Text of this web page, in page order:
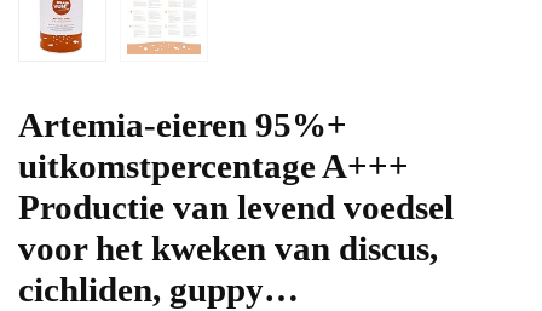
Artemia-eieren 95%+
uitkomstpercentage A+++
Productie van levend voedsel
voor het kweken van discus,
cichliden, guppy…